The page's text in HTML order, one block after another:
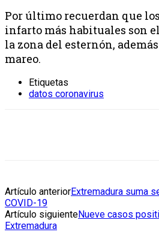
Por último recuerdan que
infarto más habituales son
la zona del esternón,
mareo.
Etiquetas
datos coronavirus
Artículo anteriorExtremadura suma
COVID-19
Artículo siguienteNueve casos
Extremadura